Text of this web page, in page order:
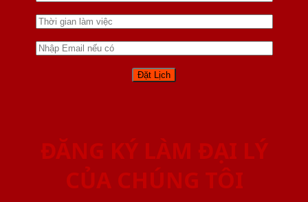
ĐĂNG KÝ LÀM ĐẠI LÝ
CỦA CHÚNG TÔI